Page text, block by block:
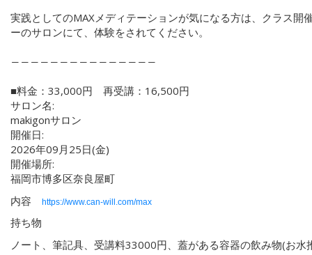
実践としてのMAXメディテーションが気になる方は、クラス開
ーのサロンにて、体験をされてください。
―――――――――――――――
■料金：33,000円 再受講：16,500円
サロン名:
makigonサロン
開催日:
2026年09月25日(金)
開催場所:
福岡市博多区奈良屋町
内容
https://www.can-will.com/max
持ち物
ノート、筆記具、受講料33000円、蓋がある容器の飲み物(お水